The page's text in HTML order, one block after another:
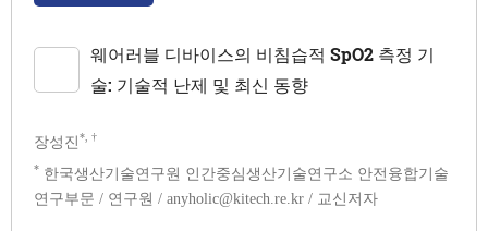
웨어러블 디바이스의 비침습적 SpO2 측정 기
술: 기술적 난제 및 최신 동향
장성진 *, †
* 한국생산기술연구원 인간중심생산기술연구소 안전융합기술
연구부문 / 연구원 / anyholic@kitech.re.kr / 교신저자